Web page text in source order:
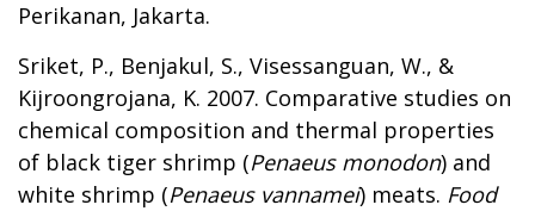
Perikanan, Jakarta.
Sriket, P., Benjakul, S., Visessanguan, W., &
Kijroongrojana, K. 2007. Comparative studies on
chemical composition and thermal properties
of black tiger shrimp (Penaeus monodon) and
white shrimp (Penaeus vannamei) meats. Food